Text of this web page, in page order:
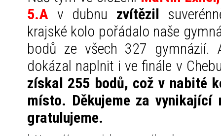
5.A v dubnu zvítězil
krajské kolo pořádalo naše
bodů ze všech 327 gymnázií.
dokázal naplnit i ve finále v
získal 255 bodů, což v nabité
místo. Děkujeme za vynikající
gratulujeme.